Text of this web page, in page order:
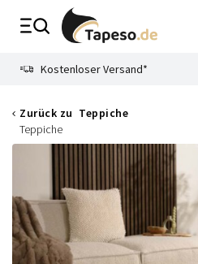
Zusammenbruch
Kostenloser Versand*
Zurück zu Teppiche
Teppiche